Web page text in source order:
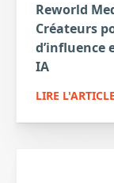
Reworld
Créateurs
d’influence
IA
LIRE L'ARTICLE